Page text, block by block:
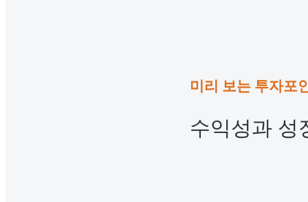
미리 보는 투자포
수익성과 성